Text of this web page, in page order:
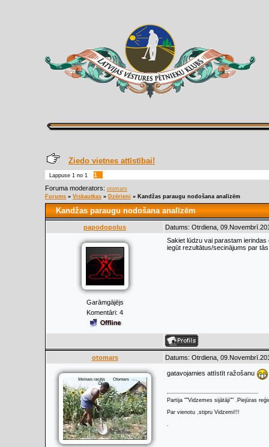
Ziedo vietnes attīstībai!
Lappuse 1 no 1
1
Foruma moderators: otomars
Forums » Viskautkas » Dzērieni » Kandžas paraugu nodošana analīzēm
Kandžas paraugu nodošana analīzēm
papodopolus Datums: Otrdiena,
Garāmgājējs
Komentāri: 4
Sakiet lūdzu vai parastam
iegūt rezultātus/secinājums par
otomars Datums: Otrdiena,
gatavojamies attīstīt ražošanu
Partija ""Vidzemes sijātāji"" .Piejūras
Par vienotu ,stipru Vidzemi!!!
.